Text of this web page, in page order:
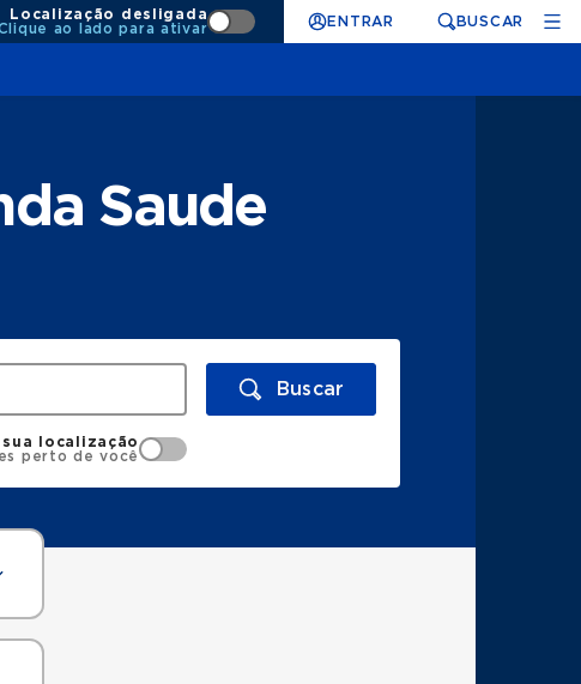
Localização desligada
ao lado para ativar
ENTRAR BUSCAR
Saude
Buscar
localização
perto de você